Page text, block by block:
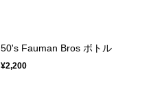
50's Fauman Bros ボトル
¥2,200